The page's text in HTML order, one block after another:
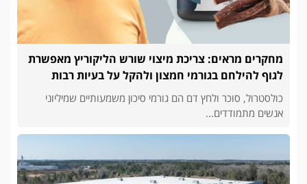
מחקרים מראים: צריכת מיצוי שורש הליקוריץ מאפשרת
לגוף להילחם בגורמי חמצון ולהקל על בעיות רבות
כולסטרול, סוכר ולחץ דם הם גורמי סיכון משמעותיים שמיליוני
אנשים מתמודדים...